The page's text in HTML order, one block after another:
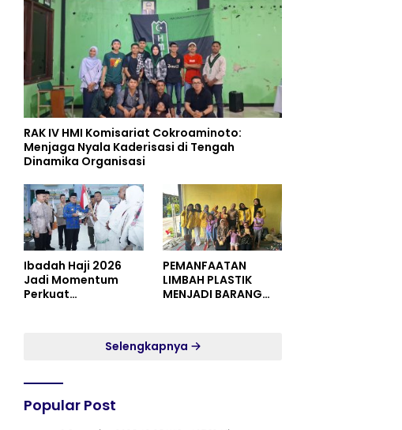
RAK IV HMI Komisariat Cokroaminoto:
Menjaga Nyala Kaderisasi di Tengah
Dinamika Organisasi
Ibadah Haji 2026
Jadi Momentum
Perkuat
PEMANFAATAN
LIMBAH PLASTIK
MENJADI BARANG
RESIDENCE
Selengkapnya
Popular Post